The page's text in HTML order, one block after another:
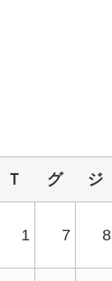
Ｔ グ ジ
1 7 8